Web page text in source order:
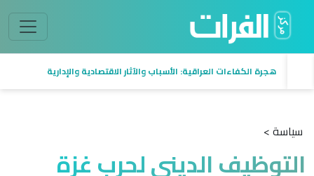
هجرة الكفاءات العراقية: الأسباب والآثار الاقتصادية والإدارية
سياسة >
التوظيف الديني لحرب غزة